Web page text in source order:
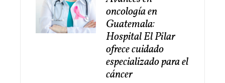
oncología en
Guatemala:
Hospital El Pilar
ofrece cuidado
especializado para el
cáncer